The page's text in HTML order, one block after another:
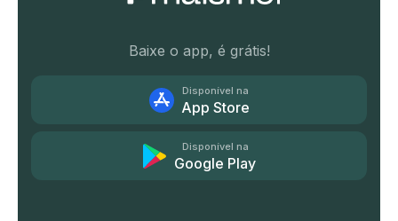
Baixe o app, é grátis!
Disponível na
App Store
Disponível na
Google Play